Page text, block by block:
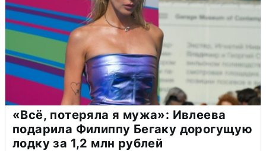
«Всё, потеряла я мужа»: Ивлеева
подарила Филиппу Бегаку дорогущую
лодку за 1,2 млн рублей